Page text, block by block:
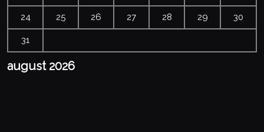
august 2026
24 25 26 27 28 29 30
31